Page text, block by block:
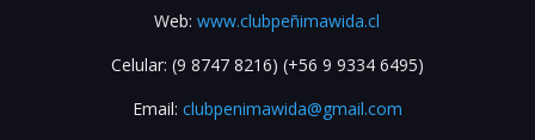
Web:www.clubpeñimawida.cl
Celular: (9 8747 8216) (+56 9 9334 6495)
Email: clubpenimawida@gmail.com